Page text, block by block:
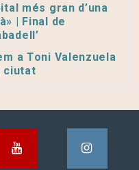
més gran d’una
| Final de
a Toni Valenzuela
ciutat